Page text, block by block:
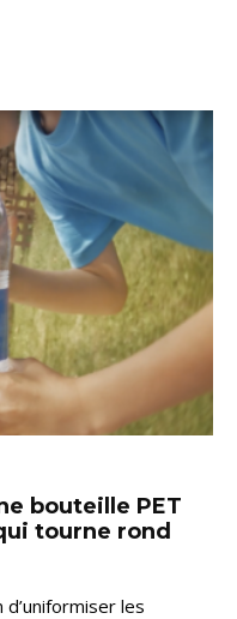
bouteille PET
tourne rond
les